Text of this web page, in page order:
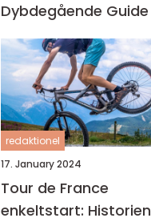
Dybdegående Guide
redaktionel
17. January 2024
Tour de France
enkeltstart: Historien